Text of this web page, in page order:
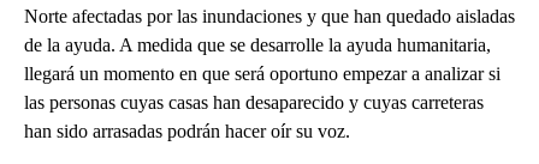
Norte afectadas por las inundaciones y que han quedado aisladas
de la ayuda. A medida que se desarrolle la ayuda humanitaria,
llegará un momento en que será oportuno empezar a analizar si
las personas cuyas casas han desaparecido y cuyas carreteras
han sido arrasadas podrán hacer oír su voz.